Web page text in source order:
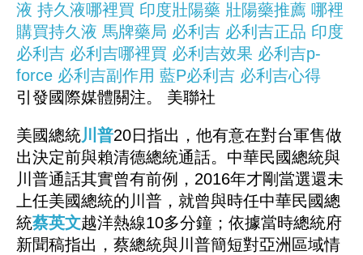
液 持久液哪裡買 印度壯陽藥 壯陽藥推薦 哪裡
購買持久液 馬牌藥局 必利吉 必利吉正品 印度
必利吉 必利吉哪裡買 必利吉效果 必利吉p-
force 必利吉副作用 藍P必利吉 必利吉心得
引發國際媒體關注。 美聯社
美國總統川普20日指出，他有意在對台軍售做
出決定前與賴清德總統通話。中華民國總統與
川普通話其實曾有前例，2016年才剛當選還未
上任美國總統的川普，就曾與時任中華民國總
統蔡英文越洋熱線10多分鐘；依據當時總統府
新聞稿指出，蔡總統與川普簡短對亞洲區域情